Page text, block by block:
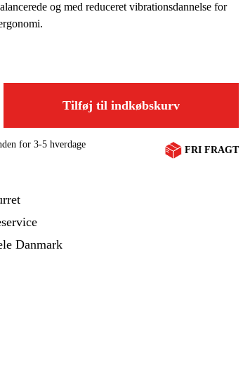
Værksted
og med reduceret vibrationsdannelse for
Tilføj til indkøbskurv
for 3-5 hverdage
FRI FRAGT
Danmark